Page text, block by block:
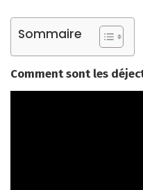
Sommaire
Comment sont les